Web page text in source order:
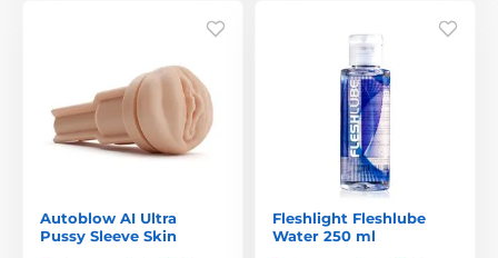
Autoblow AI Ultra
Pussy Sleeve Skin
Fleshlight Fleshlube
Water 250 ml